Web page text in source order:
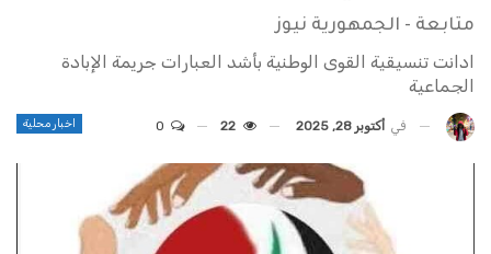
متابعة - الجمهورية نيوز
ادانت تنسيقية القوى الوطنية بأشد العبارات جريمة الإبادة
الجماعية
اخبار محلية في أكتوبر 28, 2025 22